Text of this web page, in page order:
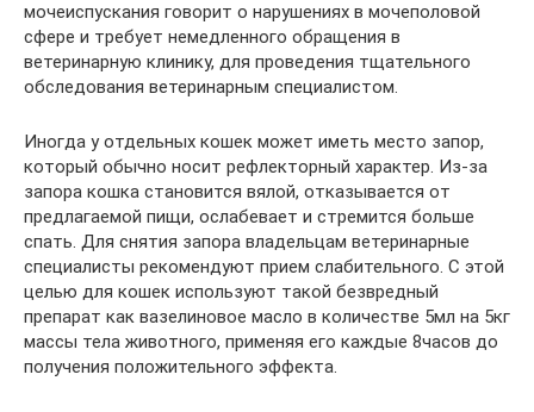
мочеиспускания говорит о нарушениях в мочеполовой
сфере и требует немедленного обращения в
ветеринарную клинику, для проведения тщательного
обследования ветеринарным специалистом.
Иногда у отдельных кошек может иметь место запор,
который обычно носит рефлекторный характер. Из-за
запора кошка становится вялой, отказывается от
предлагаемой пищи, ослабевает и стремится больше
спать. Для снятия запора владельцам ветеринарные
специалисты рекомендуют прием слабительного. С этой
целью для кошек используют такой безвредный
препарат как вазелиновое масло в количестве 5мл на 5кг
массы тела животного, применяя его каждые 8часов до
получения положительного эффекта.